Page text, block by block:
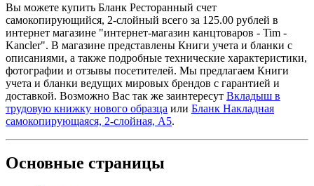
Вы можете купить Бланк Ресторанный счет
самокопирующийся, 2-слойный всего за 125.00 рублей в
интернет магазине "интернет-магазин канцтоваров - Tim -
Kancler". В магазине представлены Книги учета и бланки с
описаниями, а также подробные технические характеристики,
фотографии и отзывы посетителей. Мы предлагаем Книги
учета и бланки ведущих мировых брендов с гарантией и
доставкой. Возможно Вас так же заинтересут Вкладыш в
трудовую книжку нового образца или Бланк Накладная
самокопирующаяся, 2-слойная, А5.
Основные страницы